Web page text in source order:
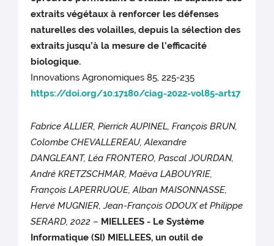
extraits végétaux à renforcer les défenses
naturelles des volailles, depuis la sélection des
extraits jusqu’à la mesure de l’efficacité
biologique.
Innovations Agronomiques 85, 225-235
https://doi.org/10.17180/ciag-2022-vol85-art17
Fabrice ALLIER, Pierrick AUPINEL, François BRUN,
Colombe CHEVALLEREAU, Alexandre
DANGLEANT, Léa FRONTERO, Pascal JOURDAN,
André KRETZSCHMAR, Maëva LABOUYRIE,
François LAPERRUQUE, Alban MAISONNASSE,
Hervé MUGNIER, Jean-François ODOUX et Philippe
SERARD, 2022 – MIELLEES - Le Système
Informatique (SI) MIELLEES, un outil de